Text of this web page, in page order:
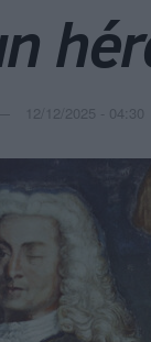
12/12/2025 - 04:30